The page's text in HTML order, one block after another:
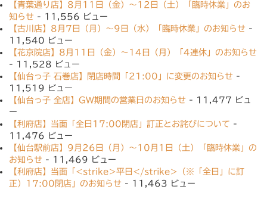
【青葉通り店】8月11日（金）〜12日（土）「臨時休業」のお
知らせ - 11,556 ビュー
【古川店】8月7日（月）〜9日（水）「臨時休業」のお知らせ -
11,540 ビュー
【花京院店】8月11日（金）〜14日（月）「4連休」のお知らせ
- 11,528 ビュー
【仙台っ子 石巻店】閉店時間「21:00」に変更のお知らせ -
11,519 ビュー
【仙台っ子 全店】GW期間の営業日のお知らせ - 11,477 ビュ
ー
【利府店】当面「全日17:00閉店」訂正とお詫びについて -
11,476 ビュー
【仙台駅前店】9月26日（月）〜10月1日（土）「臨時休業」の
お知らせ - 11,469 ビュー
【利府店】当面「<strike>平日</strike>（※「全日」に訂
正）17:00閉店」のお知らせ - 11,463 ビュー